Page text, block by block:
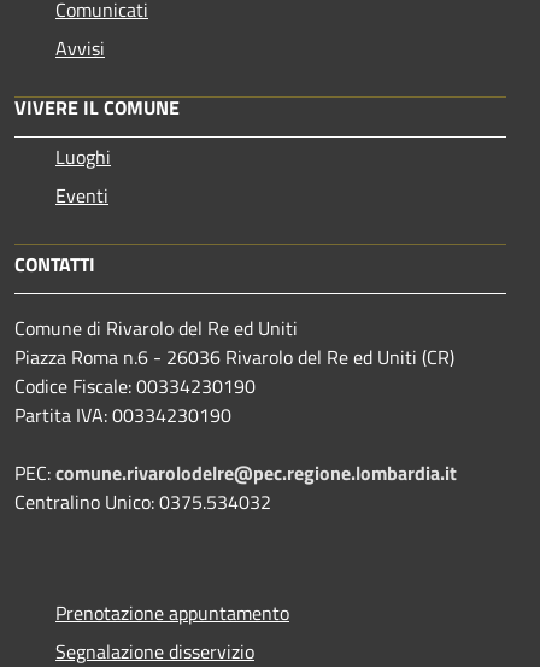
Comunicati
Avvisi
VIVERE IL COMUNE
Luoghi
Eventi
CONTATTI
Comune di Rivarolo del Re ed Uniti
Piazza Roma n.6 - 26036 Rivarolo del Re ed Uniti (CR)
Codice Fiscale: 00334230190
Partita IVA: 00334230190
PEC:comune.rivarolodelre@pec.regione.lombardia.it
Centralino Unico: 0375.534032
Prenotazione appuntamento
Segnalazione disservizio